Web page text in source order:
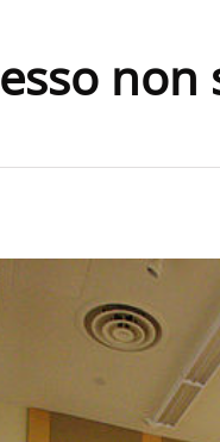
non